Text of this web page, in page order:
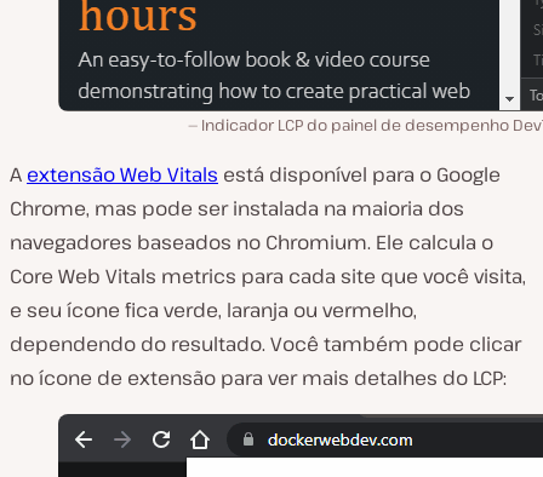
Indicador LCP do painel de desempenho
A extensão Web Vitals está disponível para o Google
Chrome, mas pode ser instalada na maioria dos
navegadores baseados no Chromium. Ele calcula o
Core Web Vitals metrics para cada site que você visita,
e seu ícone fica verde, laranja ou vermelho,
dependendo do resultado. Você também pode clicar
no ícone de extensão para ver mais detalhes do LCP: